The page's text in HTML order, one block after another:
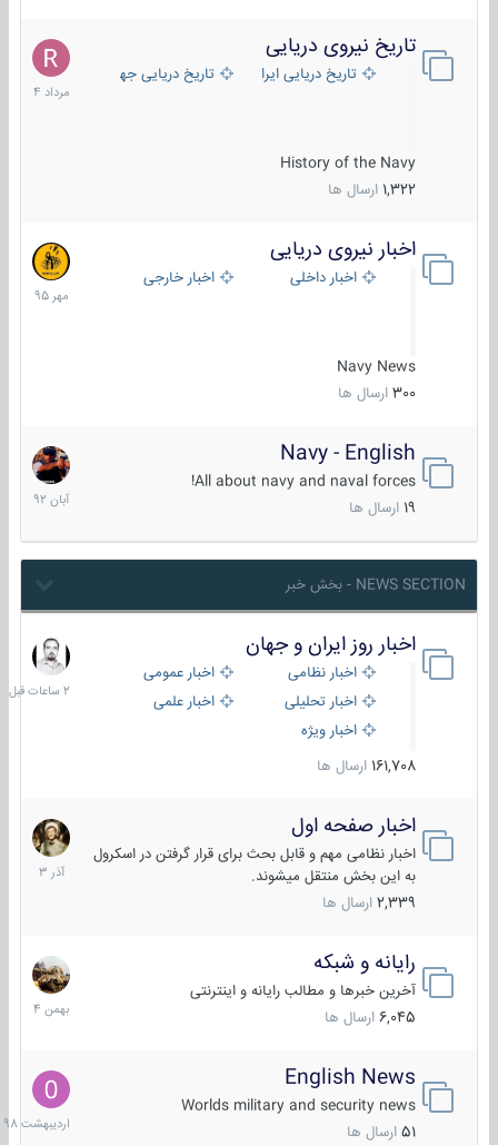
تاریخ نیروی دریایی
تاریخ دریایی ایران تاریخ دریایی جهان
History of the Navy
1,322 ارسال ها
16
مرداد
1404
اخبار نیروی دریایی
اخبار داخلی اخبار خارجی
Navy News
300 ارسال ها
27
مهر
1395
Navy - English
All about navy and naval forces!
ارسال ها
22
آبان
1392
NEWS SECTION - بخش خبر
اخبار روز ایران و جهان
اخبار نظامی
اخبار عمومی
اخبار تحلیلی
اخبار علمی
اخبار ویژه
161,708 ارسال ها
2
ساعات
قبل
اخبار صفحه اول
اخبار نظامی مهم و قابل بحث برای قرار گرفتن در اسکرول
به این بخش منتقل میشوند.
2,339 ارسال ها
7
آذر
1403
رایانه و شبکه
آخرین خبرها و مطالب رایانه و اینترنتی
6,045 ارسال ها
30
بهمن
1404
English News
Worlds military and security news
51 ارسال ها
10
1398